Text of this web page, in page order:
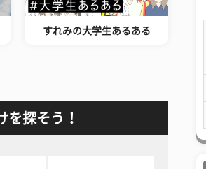
すれみの大学生あるある
を探そう！